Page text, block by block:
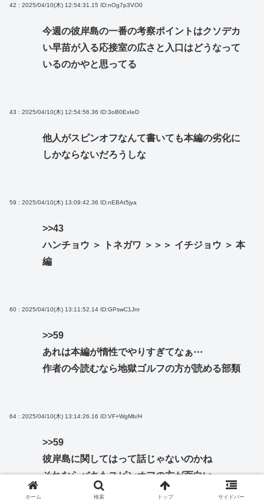
42 : 2025/04/10(木) 12:54:31.15 ID:nOg7p3VO0
今週の彼岸島の一番の考察ポイントはクソデカ
い早苗が入る応接室の広さと入口はどうなって
いるのかやと思ってる
43 : 2025/04/10(木) 12:54:56.36 ID:3oB0ExIeD
他人がスピンオフなんて書いても本編の劣化に
しかならないだろうしな
59 : 2025/04/10(木) 13:09:42.36 ID:nEBAt5jya
>>43
ハンチョウ ＞ トネガワ ＞＞＞ イチジョウ ＞ 本
編
60 : 2025/04/10(木) 13:11:52.14 ID:GPswC1Jnr
>>59
あれは本編が惰性でやりすぎてなぁ⋯
作者の今読むなら地獄ゴルフの方が読める部類
64 : 2025/04/10(木) 13:14:26.16 ID:VF+WgMb/H
>>59
彼岸島に関してはって話じゃないのかね
それならバキもスピンオフの方が面白い
ホーム 検索 トップ サイドバー